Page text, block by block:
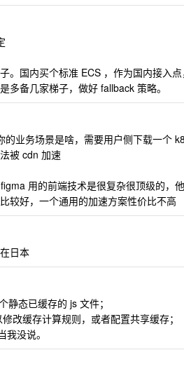
。国内买个标准 ECS ，作为国内接入
多备几家梯子，做好 fallback 策略。
业务场景是啥，需要用户侧下载一个
被 cdn 加速
用的前端技术是很复杂很顶级的，
较好，一个通用的加速方案性价比不高
日本
态已缓存的 js 文件；
改缓存计算规则，或者配置共享缓存；
没说。